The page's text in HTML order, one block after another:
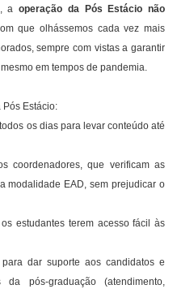
aoperação da Pós Estácio não
que olhássemos cada vez mais
sempre com vistas a garantir
em tempos de pandemia.
Estácio:
os dias para levar conteúdo até
coordenadores, que verificam as
modalidade EAD, sem prejudicar o
estudantes terem acesso fácil às
dar suporte aos candidatos e
pós-graduação (atendimento,